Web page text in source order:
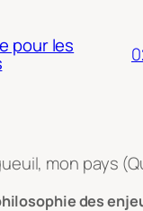
pour les
mon pays
des